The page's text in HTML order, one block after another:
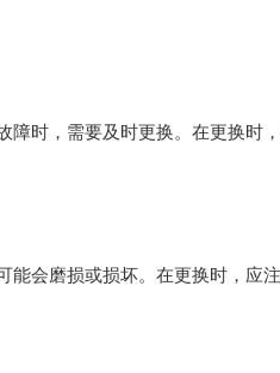
时，需要及时更换。在更换时
会磨损或损坏。在更换时，应